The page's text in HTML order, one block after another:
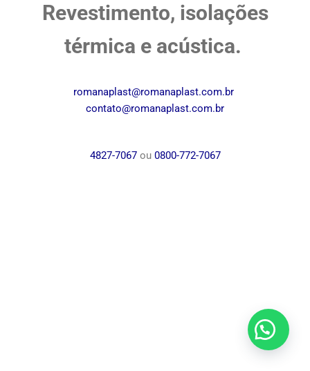
Revestimento, isolações
térmica e acústica.
romanaplast@romanaplast.com.br
contato@romanaplast.com.br
4827-7067ou 0800-772-7067